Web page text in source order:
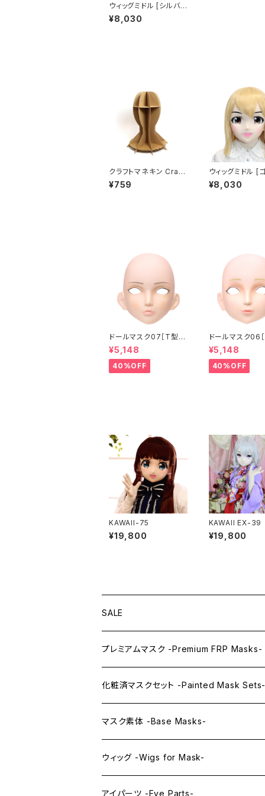
ウィッグミドル [シルバ
ー] Original Wig Mid
dle Silver
¥8,030
クラフトマネキン Craft
mannequin
¥759
ウィッグミドル [
ド] Original
dle Gold
¥8,030
ドールマスク07［T型］
化粧目穴処理済 MASK
07 [DOLL T] Openin
g eye hole and mak
e up
¥5,148
40%OFF
ドールマスク06
化粧目穴処理
6 [DOLL K]
eye hole and
up
¥5,148
40%OFF
KAWAII-75
¥19,800
KAWAII EX-39
¥19,800
SALE
プレミアムマスク -Premium FRP Masks-
KAWAII PREMIUM Mask & Wig Sets
プレミアムマスク素体-Premium base
プレミアムウィッグ -Premium Wigs-
プレミアムレンズアイ -Premium Lens
化粧済マスクセット -Painted Mask
KAWAII EX series
KAWAII series
IDOL series
マスク素体 -Base Masks-
アニメマスク -Anime Masks-
ドールマスク -Doll Masks-
ウィッグ -Wigs for Mask-
ロング -Long-
アイパーツ -Eye Parts-